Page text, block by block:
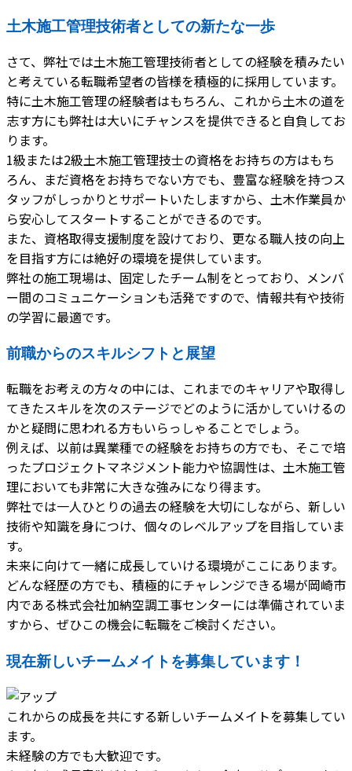
土木施工管理技術者としての新たな一歩
さて、弊社では土木施工管理技術者としての経験を積みたい
と考えている転職希望者の皆様を積極的に採用しています。
特に土木施工管理の経験者はもちろん、これから土木の道を
志す方にも弊社は大いにチャンスを提供できると自負してお
ります。
1級または2級土木施工管理技士の資格をお持ちの方はもち
ろん、まだ資格をお持ちでない方でも、豊富な経験を持つス
タッフがしっかりとサポートいたしますから、土木作業員か
ら安心してスタートすることができるのです。
また、資格取得支援制度を設けており、更なる職人技の向上
を目指す方には絶好の環境を提供しています。
弊社の施工現場は、固定したチーム制をとっており、メンバ
ー間のコミュニケーションも活発ですので、情報共有や技術
の学習に最適です。
前職からのスキルシフトと展望
転職をお考えの方々の中には、これまでのキャリアや取得し
てきたスキルを次のステージでどのように活かしていけるの
かと疑問に思われる方もいらっしゃることでしょう。
例えば、以前は異業種での経験をお持ちの方でも、そこで培
ったプロジェクトマネジメント能力や協調性は、土木施工管
理においても非常に大きな強みになり得ます。
弊社では一人ひとりの過去の経験を大切にしながら、新しい
技術や知識を身につけ、個々のレベルアップを目指していま
す。
未来に向けて一緒に成長していける環境がここにあります。
どんな経歴の方でも、積極的にチャレンジできる場が岡崎市
内である株式会社加納空調工事センターには準備されていま
すから、ぜひこの機会に転職をご検討ください。
現在新しいチームメイトを募集しています！
これからの成長を共にする新しいチームメイトを募集してい
ます。
未経験の方でも大歓迎です。